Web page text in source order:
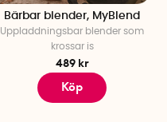
Bärbar blender, MyBlend
Uppladdningsbar blender som
krossar is
489 kr
Köp